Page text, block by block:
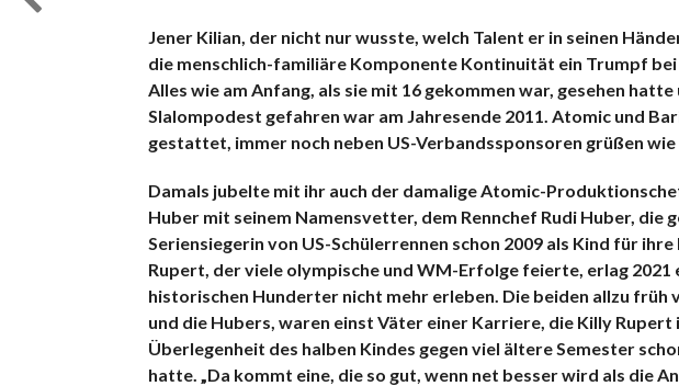
Jener Kilian, der nicht nur wusste, welch Talent er in seinen
die menschlich-familiäre Komponente Kontinuität ein Trumpf
Alles wie am Anfang, als sie mit 16 gekommen war, gesehen
Slalompodest gefahren war am Jahresende 2011. Atomic und
gestattet, immer noch neben US-Verbandssponsoren grüßen wie
Damals jubelte mit ihr auch der damalige Atomic-
Huber mit seinem Namensvetter, dem Rennchef Rudi Huber, die
Seriensiegerin von US-Schülerrennen schon 2009 als Kind für
Rupert, der viele olympische und WM-Erfolge feierte, erlag 2021
historischen Hunderter nicht mehr erleben. Die beiden allzu früh
und die Hubers, waren einst Väter einer Karriere, die Killy
Überlegenheit des halben Kindes gegen viel ältere Semester
hatte. „Da kommt eine, die so gut, wenn net besser wird als die